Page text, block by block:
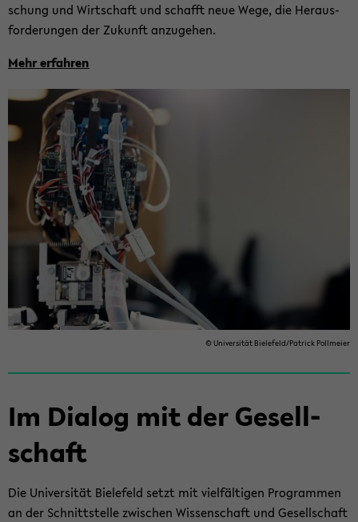
schung und Wirt­schaft und schafft neue Wege, die Her­aus­
for­de­run­gen der Zu­kunft an­zu­ge­hen.
Mehr er­fah­ren
© Uni­ver­si­tät Bie­le­feld/Pa­trick Poll­mei­er
Im Dia­log mit der Ge­sell­
schaft
Die Uni­ver­si­tät Bie­le­feld setzt mit viel­fäl­ti­gen Pro­gram­men
an der Schnitt­stel­le zwi­schen Wis­sen­schaft und Ge­sell­schaft